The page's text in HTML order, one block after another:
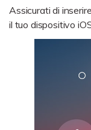
App
Assicurati di
il tuo dispositivo